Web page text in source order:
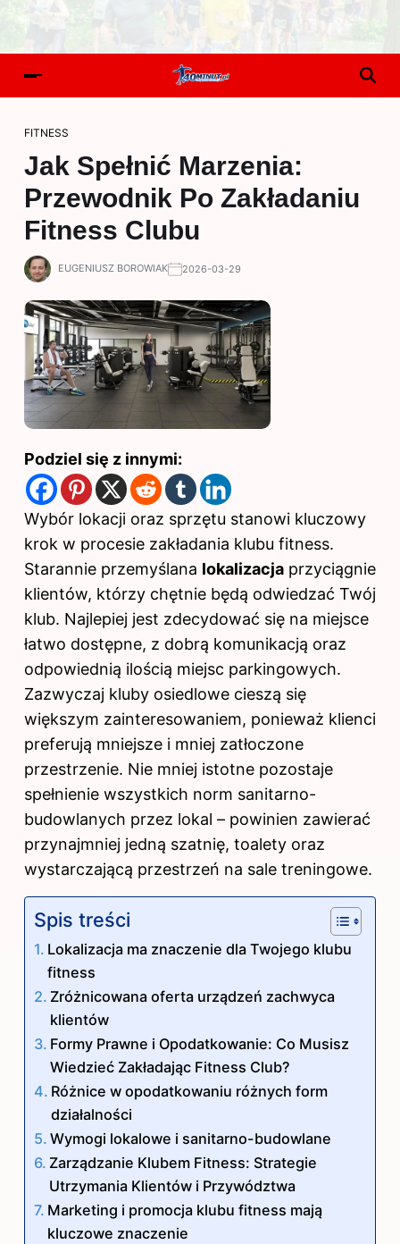
FITNESS
Jak Spełnić Marzenia:
Przewodnik Po Zakładaniu
Fitness Clubu
EUGENIUSZ BOROWIAK 2026-03-29
Podziel się z innymi:
Wybór lokacji oraz sprzętu stanowi kluczowy
krok w procesie zakładania klubu fitness.
Starannie przemyślana lokalizacja przyciągnie
klientów, którzy chętnie będą odwiedzać Twój
klub. Najlepiej jest zdecydować się na miejsce
łatwo dostępne, z dobrą komunikacją oraz
odpowiednią ilością miejsc parkingowych.
Zazwyczaj kluby osiedlowe cieszą się
większym zainteresowaniem, ponieważ klienci
preferują mniejsze i mniej zatłoczone
przestrzenie. Nie mniej istotne pozostaje
spełnienie wszystkich norm sanitarno-
budowlanych przez lokal – powinien zawierać
przynajmniej jedną szatnię, toalety oraz
wystarczającą przestrzeń na sale treningowe.
Spis treści
Lokalizacja ma znaczenie dla Twojego klubu
fitness
Zróżnicowana oferta urządzeń zachwyca
klientów
Formy Prawne i Opodatkowanie: Co Musisz
Wiedzieć Zakładając Fitness Club?
Różnice w opodatkowaniu różnych form
działalności
Wymogi lokalowe i sanitarno-budowlane
Zarządzanie Klubem Fitness: Strategie
Utrzymania Klientów i Przywództwa
Marketing i promocja klubu fitness mają
kluczowe znaczenie